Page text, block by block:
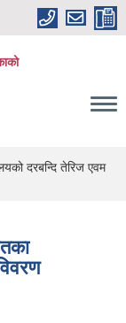
दरबन्दि तेरिज एवम